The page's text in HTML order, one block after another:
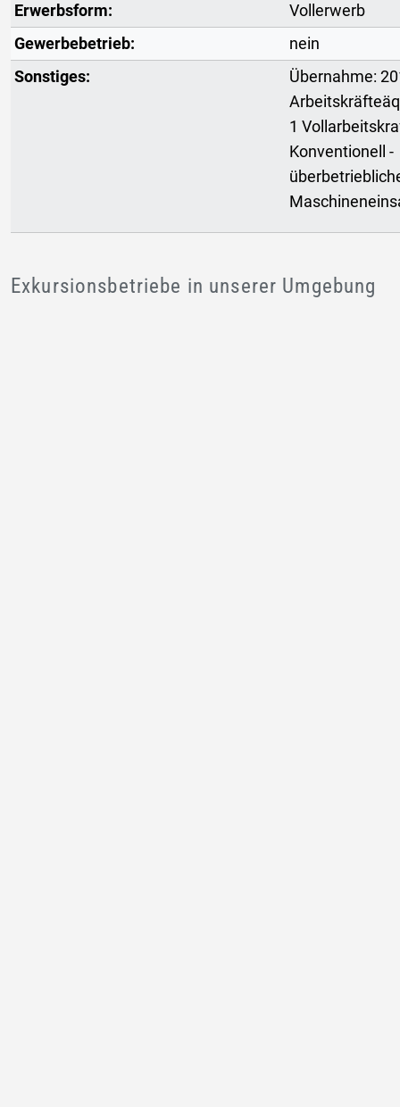
Erwerbsform:
Vollerwerb
Gewerbebetrieb:
nein
Sonstiges:
Übernahme:
1
Konventionell -
Exkursionsbetriebe in unserer Umgebung